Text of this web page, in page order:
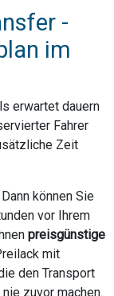
-
im
erwartet dauern
Fahrer
Zeit
können Sie
vor Ihrem
preisgünstige
mit
den Transport
zuvor machen.